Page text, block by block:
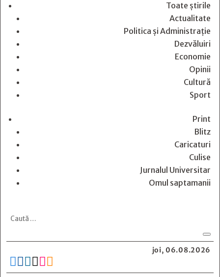
Toate știrile
Actualitate
Politica și Administrație
Dezvăluiri
Economie
Opinii
Cultură
Sport
Print
Blitz
Caricaturi
Culise
Jurnalul Universitar
Omul saptamanii
joi, 06.08.2026
     